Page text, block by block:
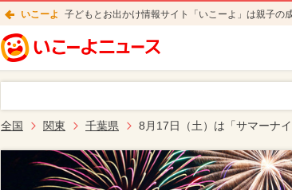
いこーよ 子どもとお出かけ情報サイト「いこーよ」は親子の
全国 関東 千葉県 8月17日（土）は「サマーナ